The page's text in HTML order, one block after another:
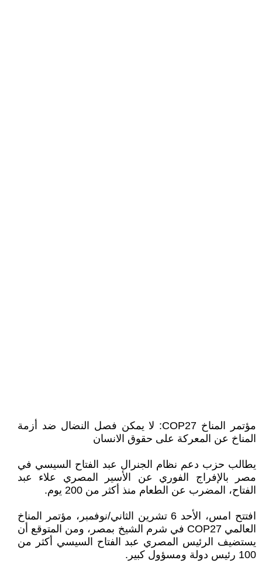
مؤتمر المناخ COP27: لا يمكن فصل النضال ضد أزمة
المناخ عن المعركة على حقوق الانسان
يطالب حزب دعم نظام الجنرال عبد الفتاح السيسي في
مصر بالإفراج الفوري عن الأسير المصري علاء عبد
الفتاح، المضرب عن الطعام منذ أكثر من 200 يوم.
افتتح امس، الأحد 6 تشرين الثاني/نوفمبر، مؤتمر المناخ
العالمي COP27 في شرم الشيخ بمصر، ومن المتوقع أن
يستضيف الرئيس المصري عبد الفتاح السيسي أكثر من
100 رئيس دولة ومسؤول كبير.